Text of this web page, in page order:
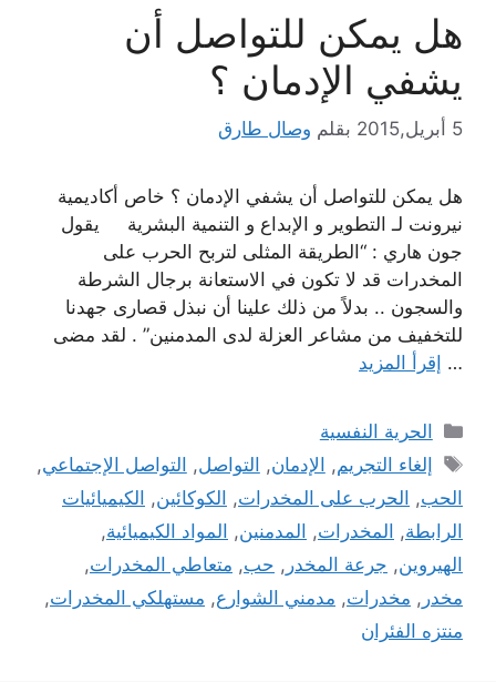
هل يمكن للتواصل أن
يشفي الإدمان ؟
5 أبريل,2015 بقلم وصال طارق
هل يمكن للتواصل أن يشفي الإدمان ؟ خاص أكاديمية
نيرونت لـ التطوير و الإبداع و التنمية البشرية يقول
جون هاري : “الطريقة المثلى لتربح الحرب على
المخدرات قد لا تكون في الاستعانة برجال الشرطة
والسجون .. بدلاً من ذلك علينا أن نبذل قصارى جهدنا
للتخفيف من مشاعر العزلة لدى المدمنين” . لقد مضى
… إقرأ المزيد
التصنيفات
الحرية النفسية
الوسوم
إلغاء التجريم, الإدمان, التواصل, التواصل الإجتماعي,
الحب, الحرب على المخدرات, الكوكائين, الكيميائيات
الرابطة, المخدرات, المدمنين, المواد الكيميائية,
الهيروين, جرعة المخدر , حب, متعاطي المخدرات,
مخدر , مخدرات, مدمني الشوارع, مستهلكي المخدرات,
منتزه الفئران